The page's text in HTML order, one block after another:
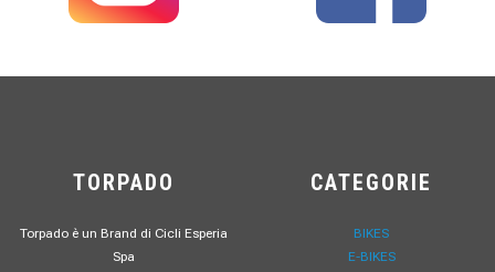
TORPADO
Torpado è un Brand di Cicli Esperia
Spa
CATEGORIE
BIKES
E-BIKES